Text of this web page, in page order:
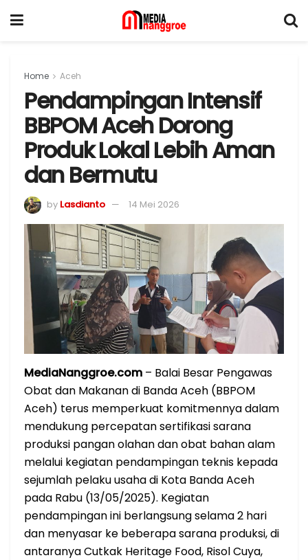
Home Aceh
Pendampingan Intensif
BBPOM Aceh Dorong
Produk Lokal Lebih Aman
dan Bermutu
by Lasdianto 14 Mei 2026
MediaNanggroe.com – Balai Besar Pengawas
Obat dan Makanan di Banda Aceh (BBPOM
Aceh) terus memperkuat komitmennya dalam
mendukung percepatan sertifikasi sarana
produksi pangan olahan dan obat bahan alam
melalui kegiatan pendampingan teknis kepada
sejumlah pelaku usaha di Kota Banda Aceh
pada Rabu (13/05/2025). Kegiatan
pendampingan ini berlangsung selama 2 hari
dan menyasar ke beberapa sarana produksi, di
antaranya Cutkak Heritage Food, Risol Cuya,